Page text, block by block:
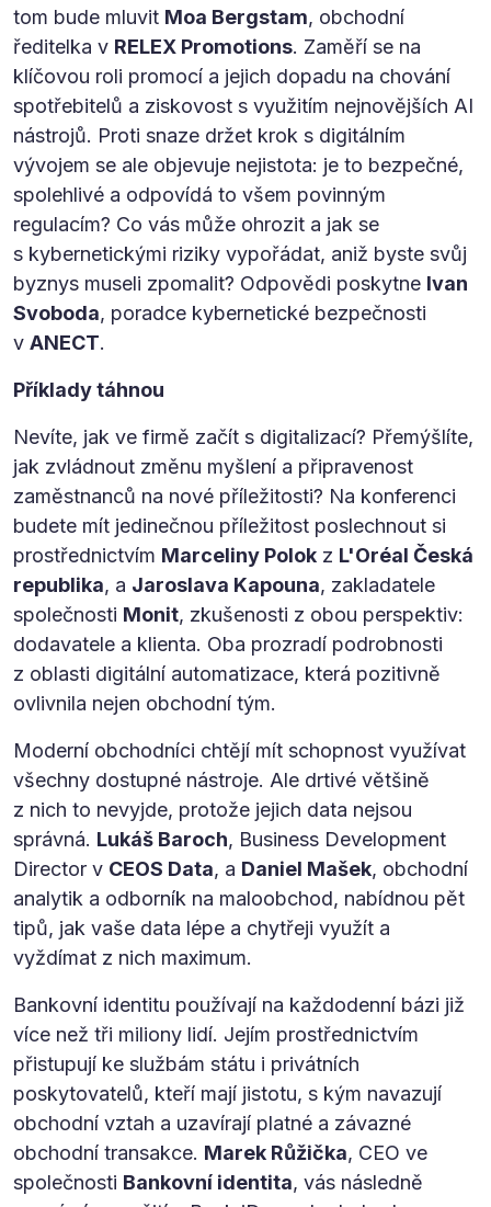
tom bude mluvit Moa Bergstam, obchodní
ředitelka v RELEX Promotions. Zaměří se na
klíčovou roli promocí a jejich dopadu na chování
spotřebitelů a ziskovost s využitím nejnovějších AI
nástrojů. Proti snaze držet krok s digitálním
vývojem se ale objevuje nejistota: je to bezpečné,
spolehlivé a odpovídá to všem povinným
regulacím? Co vás může ohrozit a jak se
s kybernetickými riziky vypořádat, aniž byste svůj
byznys museli zpomalit? Odpovědi poskytne Ivan
Svoboda, poradce kybernetické bezpečnosti
v ANECT.
Příklady táhnou
Nevíte, jak ve firmě začít s digitalizací? Přemýšlíte,
jak zvládnout změnu myšlení a připravenost
zaměstnanců na nové příležitosti? Na konferenci
budete mít jedinečnou příležitost poslechnout si
prostřednictvím Marceliny Polok z L'Oréal Česká
republika, a Jaroslava Kapouna, zakladatele
společnosti Monit, zkušenosti z obou perspektiv:
dodavatele a klienta. Oba prozradí podrobnosti
z oblasti digitální automatizace, která pozitivně
ovlivnila nejen obchodní tým.
Moderní obchodníci chtějí mít schopnost využívat
všechny dostupné nástroje. Ale drtivé většině
z nich to nevyjde, protože jejich data nejsou
správná. Lukáš Baroch, Business Development
Director v CEOS Data, a Daniel Mašek, obchodní
analytik a odborník na maloobchod, nabídnou pět
tipů, jak vaše data lépe a chytřeji využít a
vyždímat z nich maximum.
Bankovní identitu používají na každodenní bázi již
více než tři miliony lidí. Jejím prostřednictvím
přistupují ke službám státu i privátních
poskytovatelů, kteří mají jistotu, s kým navazují
obchodní vztah a uzavírají platné a závazné
obchodní transakce. Marek Růžička, CEO ve
společnosti Bankovní identita, vás následně